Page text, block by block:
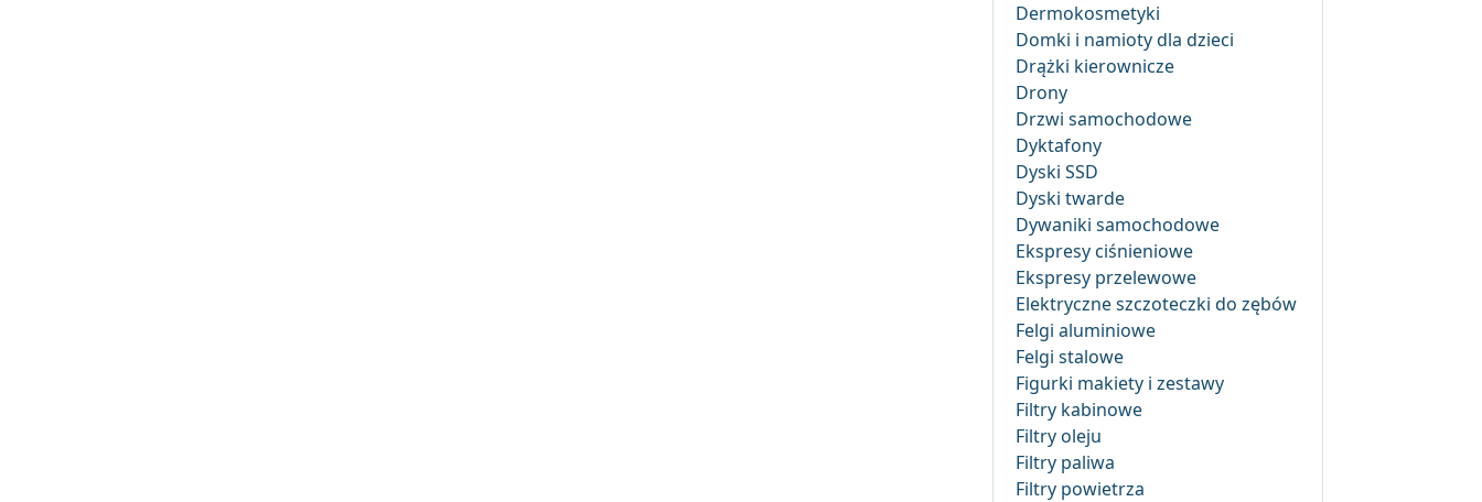
Dermokosmetyki
Domki i namioty dla dzieci
Drążki kierownicze
Drony
Drzwi samochodowe
Dyktafony
Dyski SSD
Dyski twarde
Dywaniki samochodowe
Ekspresy ciśnieniowe
Ekspresy przelewowe
Elektryczne szczoteczki do zębów
Felgi aluminiowe
Felgi stalowe
Figurki makiety i zestawy
Filtry kabinowe
Filtry oleju
Filtry paliwa
Filtry powietrza